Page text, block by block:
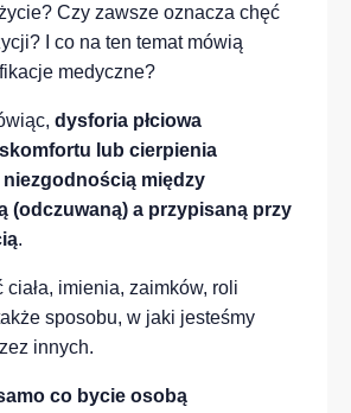
Czy zawsze oznacza chęć
I co na ten temat mówią
medyczne?
dysforia płciowa
lub cierpienia
niezgodnością między
(odczuwaną) a przypisaną przy
.
ciała, imienia, zaimków, roli
sposobu, w jaki jesteśmy
innych.
co bycie osobą